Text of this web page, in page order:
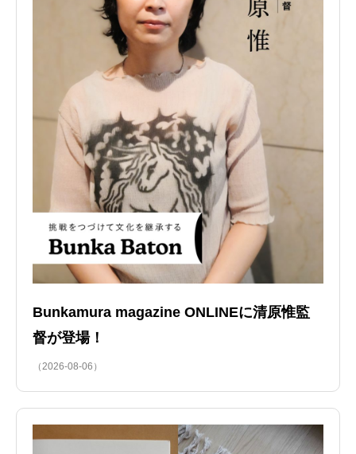
Bunkamura magazine ONLINEに清原惟監
督が登場！
（2026-08-06）